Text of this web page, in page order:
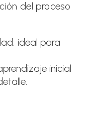
del proceso
ideal para
inicial